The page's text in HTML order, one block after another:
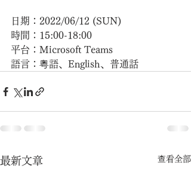
日期：2022/06/12 (SUN)
時間：15:00-18:00
平台：Microsoft Teams
語言：粵語、English、普通話
最新文章 查看全部